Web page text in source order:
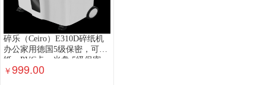
碎乐（Ceiro）E310D碎纸机
办公家用德国5级保密，可碎
纸、PVC卡、光盘 5级保密
2*6mm
￥999.00